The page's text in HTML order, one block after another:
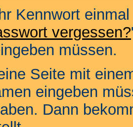
Kennwort
vergessen?
müssen.
Seite mit
eingeben
Dann